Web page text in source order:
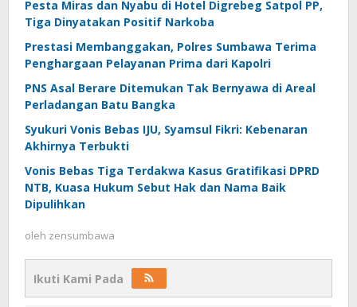
Pesta Miras dan Nyabu di Hotel Digrebeg Satpol PP,
Tiga Dinyatakan Positif Narkoba
Prestasi Membanggakan, Polres Sumbawa Terima
Penghargaan Pelayanan Prima dari Kapolri
PNS Asal Berare Ditemukan Tak Bernyawa di Areal
Perladangan Batu Bangka
Syukuri Vonis Bebas IJU, Syamsul Fikri: Kebenaran
Akhirnya Terbukti
Vonis Bebas Tiga Terdakwa Kasus Gratifikasi DPRD
NTB, Kuasa Hukum Sebut Hak dan Nama Baik
Dipulihkan
oleh zensumbawa
Ikuti Kami Pada